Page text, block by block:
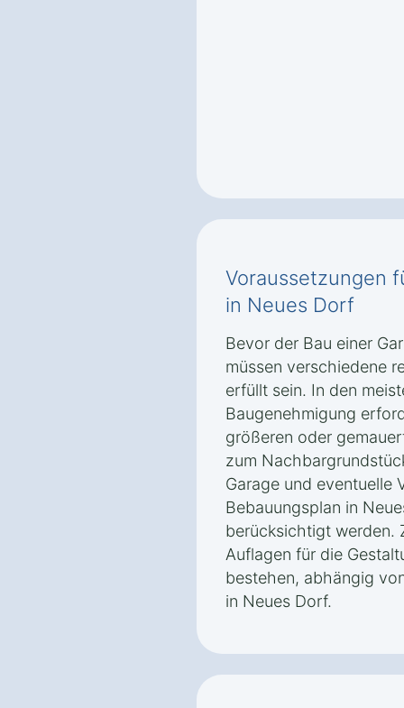
Voraussetzungen
in Neues Dorf
Bevor der Bau einer
müssen verschiedene
erfüllt sein. In den
Baugenehmigung
größeren oder
zum
Garage und eventuelle
Bebauungsplan in
berücksichtigt werden.
Auflagen für die
bestehen, abhängig
in Neues Dorf.